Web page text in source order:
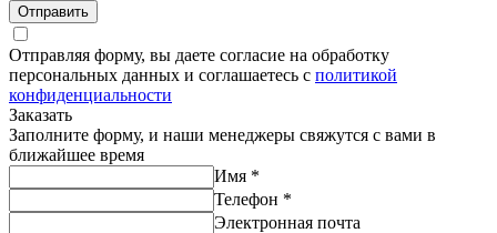
Отправить
Отправляя форму, вы даете согласие на обработку
персональных данных и соглашаетесь с политикой
конфиденциальности
Заказать
Заполните форму, и наши менеджеры свяжутся с вами в
ближайшее время
Имя *
Телефон *
Электронная почта